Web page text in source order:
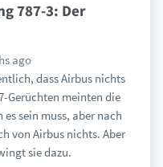
787-3: Der
ago
dass Airbus nichts
Gerüchten meinten die
sein muss, aber nach
von Airbus nichts. Aber
sie dazu.